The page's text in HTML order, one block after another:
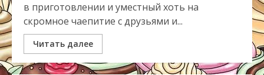
в приготовлении и уместный хоть на
скромное чаепитие с друзьями и...
Читать далее